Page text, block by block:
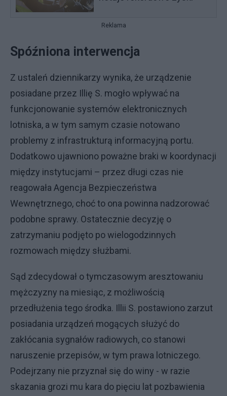
Reklama
Spóźniona interwencja
Z ustaleń dziennikarzy wynika, że urządzenie
posiadane przez Illię S. mogło wpływać na
funkcjonowanie systemów elektronicznych
lotniska, a w tym samym czasie notowano
problemy z infrastrukturą informacyjną portu.
Dodatkowo ujawniono poważne braki w koordynacji
między instytucjami – przez długi czas nie
reagowała Agencja Bezpieczeństwa
Wewnętrznego, choć to ona powinna nadzorować
podobne sprawy. Ostatecznie decyzję o
zatrzymaniu podjęto po wielogodzinnych
rozmowach między służbami.
Sąd zdecydował o tymczasowym aresztowaniu
mężczyzny na miesiąc, z możliwością
przedłużenia tego środka. Illii S. postawiono zarzut
posiadania urządzeń mogących służyć do
zakłócania sygnałów radiowych, co stanowi
naruszenie przepisów, w tym prawa lotniczego.
Podejrzany nie przyznał się do winy - w razie
skazania grozi mu kara do pięciu lat pozbawienia